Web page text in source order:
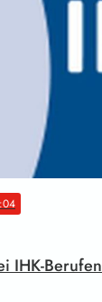
IHK-Berufen